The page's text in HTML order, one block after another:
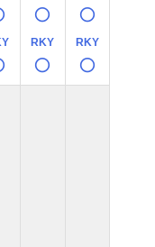
○
RKY
○
○
RKY
○